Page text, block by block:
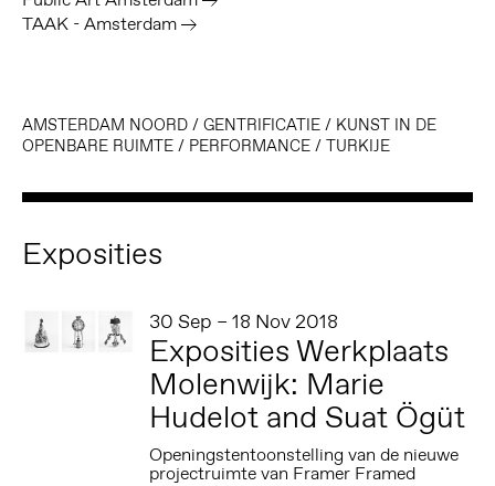
TAAK - Amsterdam
AMSTERDAM NOORD/ GENTRIFICATIE/ KUNST IN DE
OPENBARE RUIMTE/ PERFORMANCE/ TURKIJE
Exposities
30 Sep – 18 Nov 2018
Exposities Werkplaats
Molenwijk: Marie
Hudelot and Suat Ögüt
Openingstentoonstelling van de nieuwe
projectruimte van Framer Framed